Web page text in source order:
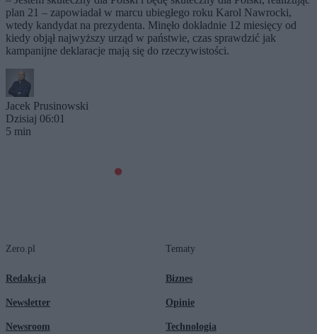
plan 21 – zapowiadał w marcu ubiegłego roku Karol Nawrocki,
wtedy kandydat na prezydenta. Minęło dokładnie 12 miesięcy od
kiedy objął najwyższy urząd w państwie, czas sprawdzić jak
kampanijne deklaracje mają się do rzeczywistości.
Jacek Prusinowski
Dzisiaj 06:01
5 min
Zero.pl
Redakcja
Newsletter
Newsroom
Tematy
Biznes
Opinie
Technologia